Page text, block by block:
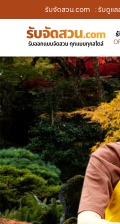
รับจัดสวน.com : รับดูแ